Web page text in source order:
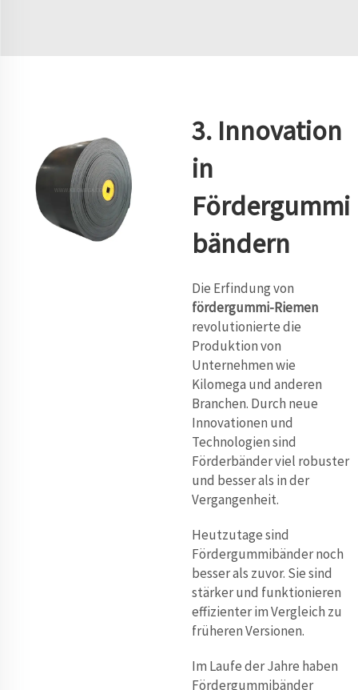
3. Innovation
in
Fördergummi
bändern
Die Erfindung von
fördergummi-Riemen
revolutionierte die
Produktion von
Unternehmen wie
Kilomega und anderen
Branchen. Durch neue
Innovationen und
Technologien sind
Förderbänder viel robuster
und besser als in der
Vergangenheit.
Heutzutage sind
Fördergummibänder noch
besser als zuvor. Sie sind
stärker und funktionieren
effizienter im Vergleich zu
früheren Versionen.
Im Laufe der Jahre haben
Fördergummibänder